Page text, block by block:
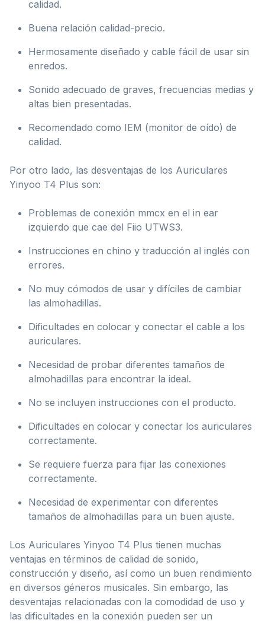
calidad.
Buena relación calidad-precio.
Hermosamente diseñado y cable fácil de usar sin
enredos.
Sonido adecuado de graves, frecuencias medias y
altas bien presentadas.
Recomendado como IEM (monitor de oído) de
calidad.
Por otro lado, las desventajas de los Auriculares
Yinyoo T4 Plus son:
Problemas de conexión mmcx en el in ear
izquierdo que cae del Fiio UTWS3.
Instrucciones en chino y traducción al inglés con
errores.
No muy cómodos de usar y difíciles de cambiar
las almohadillas.
Dificultades en colocar y conectar el cable a los
auriculares.
Necesidad de probar diferentes tamaños de
almohadillas para encontrar la ideal.
No se incluyen instrucciones con el producto.
Dificultades en colocar y conectar los auriculares
correctamente.
Se requiere fuerza para fijar las conexiones
correctamente.
Necesidad de experimentar con diferentes
tamaños de almohadillas para un buen ajuste.
Los Auriculares Yinyoo T4 Plus tienen muchas
ventajas en términos de calidad de sonido,
construcción y diseño, así como un buen rendimiento
en diversos géneros musicales. Sin embargo, las
desventajas relacionadas con la comodidad de uso y
las dificultades en la conexión pueden ser un